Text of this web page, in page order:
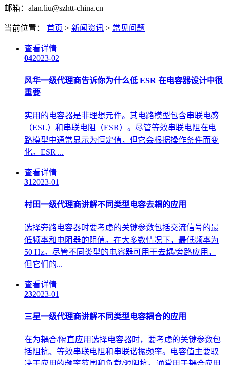
邮箱：alan.liu@szhtt-china.cn
当前位置： 首页 > 新闻资讯 > 常见问题
查看详情
042023-02
风华一级代理商告诉你为什么低 ESR 在电容器设计中很
重要
实用的电容器是非理想元件。其电路模型包含串联电感
（ESL）和串联电阻（ESR）。尽管等效串联电阻在电
路模型中通常显示为恒定值，但它会根据操作条件而变
化。ESR ...
查看详情
312023-01
村田一级代理商讲解不同类型电容去耦的应用
选择旁路电容器时要考虑的关键参数包括交流信号的最
低频率和电阻器的阻值。在大多数情况下，最低频率为
50 Hz。尽管不同类型的电容器可用于去耦/旁路应用，
但它们的...
查看详情
232023-01
三星一级代理商讲解不同类型电容耦合的应用
在为耦合/隔直应用选择电容器时，要考虑的关键参数包
括阻抗、等效串联电阻和串联谐振频率。电容值主要取